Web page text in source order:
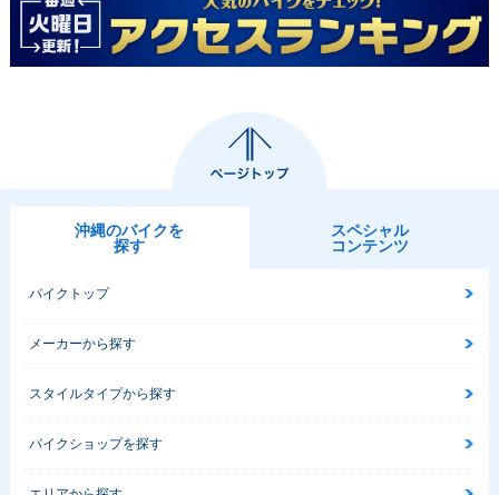
沖縄のバイクを
探す
スペシャル
コンテンツ
バイクトップ
メーカーから探す
スタイルタイプから探す
バイクショップを探す